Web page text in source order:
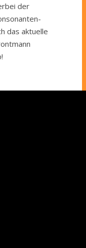
der
das aktuelle